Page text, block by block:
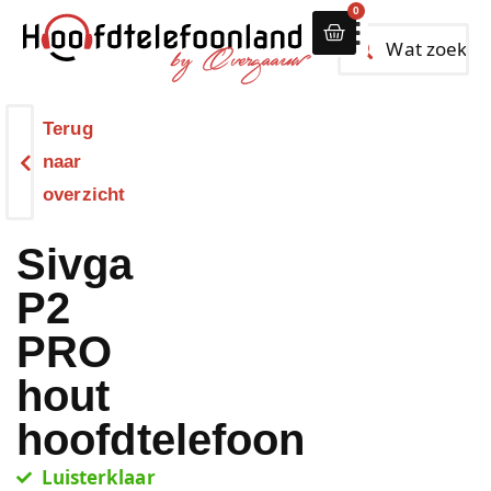
0
Terug
naar
overzicht
Sivga
P2
PRO
hout
hoofdtelefoon
Luisterklaar